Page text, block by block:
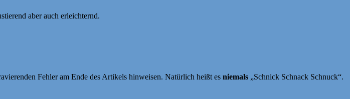
aber auch erleichternd.
Fehler am Ende des Artikels hinweisen. Natürlich heißt es niemals „Schnick Schnack Schnuck“.